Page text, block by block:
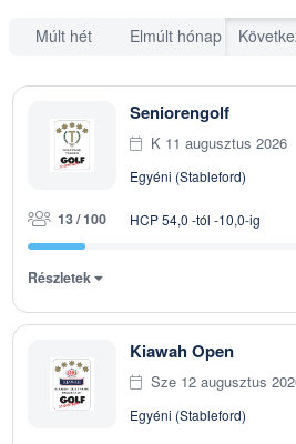
Múlt hét Elmúlt hónap
Seniorengolf
K 11 augusztus 2026
Egyéni (Stableford)
13 / 100 HCP 54,0 -tól -10,0-ig
Részletek
Kiawah Open
Sze 12 augusztus
Egyéni (Stableford)